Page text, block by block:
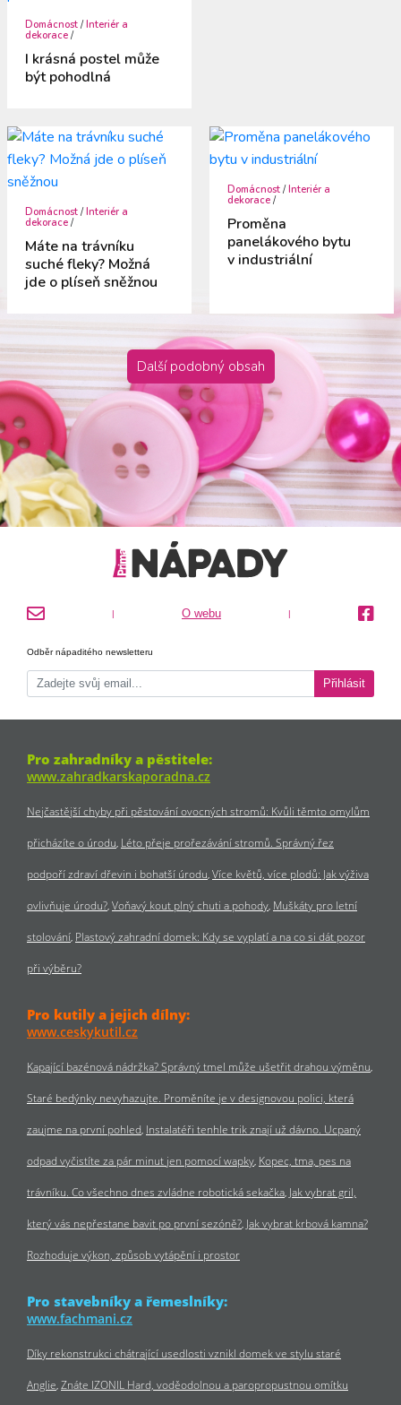
Domácnost /Interiér a
dekorace /
I krásná postel může
být pohodlná
Domácnost /Interiér a
dekorace /
Máte na trávníku
suché fleky? Možná
jde o plíseň sněžnou
Domácnost /Interiér a
dekorace /
Proměna
panelákového bytu
v industriální
Další podobný obsah
| O webu |
Odběr nápaditého newsletteru
Přihlásit
Pro zahradníky a pěstitele:
www.zahradkarskaporadna.cz
Nejčastější chyby při pěstování ovocných stromů: Kvůli těmto omylům
přicházíte o úrodu Léto přeje prořezávání stromů. Správný řez
podpoří zdraví dřevin i bohatší úrodu Více květů, více plodů: Jak výživa
ovlivňuje úrodu? Voňavý kout plný chuti a pohody Muškáty pro letní
stolování Plastový zahradní domek: Kdy se vyplatí a na co si dát pozor
při výběru?
Pro kutily a jejich dílny:
www.ceskykutil.cz
Kapající bazénová nádržka? Správný tmel může ušetřit drahou výměnu
Staré bedýnky nevyhazujte. Proměníte je v designovou polici, která
zaujme na první pohled Instalatéři tenhle trik znají už dávno. Ucpaný
odpad vyčistíte za pár minut jen pomocí wapky Kopec, tma, pes na
trávníku. Co všechno dnes zvládne robotická sekačka Jak vybrat gril,
který vás nepřestane bavit po první sezóně? Jak vybrat krbová kamna?
Rozhoduje výkon, způsob vytápění i prostor
Pro stavebníky a řemeslníky:
www.fachmani.cz
Díky rekonstrukci chátrající usedlosti vznikl domek ve stylu staré
Anglie Znáte IZONIL Hard, voděodolnou a paropropustnou omítku